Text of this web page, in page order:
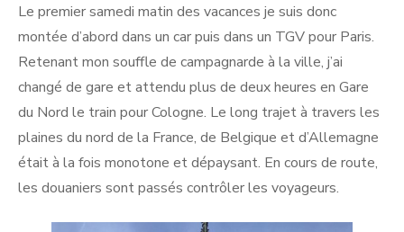
Le premier samedi matin des vacances je suis donc
montée d’abord dans un car puis dans un TGV pour Paris.
Retenant mon souffle de campagnarde à la ville, j’ai
changé de gare et attendu plus de deux heures en Gare
du Nord le train pour Cologne. Le long trajet à travers les
plaines du nord de la France, de Belgique et d’Allemagne
était à la fois monotone et dépaysant. En cours de route,
les douaniers sont passés contrôler les voyageurs.